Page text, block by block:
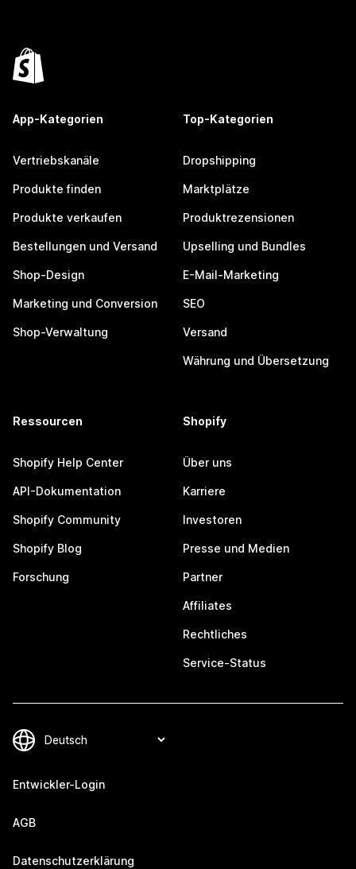
App-Kategorien
Vertriebskanäle
Produkte finden
Produkte verkaufen
Bestellungen und Versand
Shop-Design
Marketing und Conversion
Shop-Verwaltung
Top-Kategorien
Dropshipping
Marktplätze
Produktrezensionen
Upselling und Bundles
E-Mail-Marketing
SEO
Versand
Währung und Übersetzung
Ressourcen
Shopify Help Center
API-Dokumentation
Shopify Community
Shopify Blog
Forschung
Shopify
Über uns
Karriere
Investoren
Presse und Medien
Partner
Affiliates
Rechtliches
Service-Status
Entwickler-Login
AGB
Datenschutzerklärung